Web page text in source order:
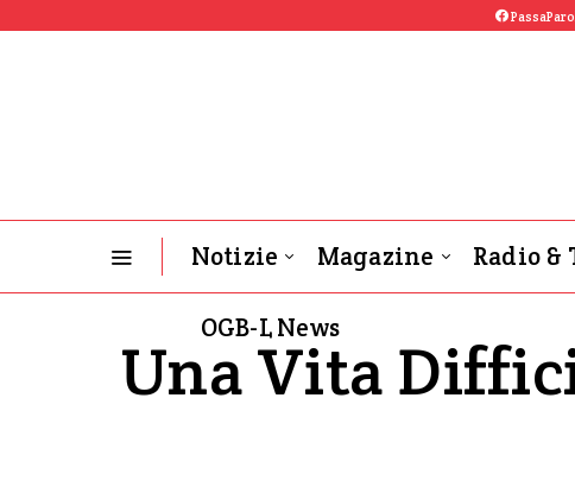
Notizie Magazine Radio &
OGB-L News
Una Vita